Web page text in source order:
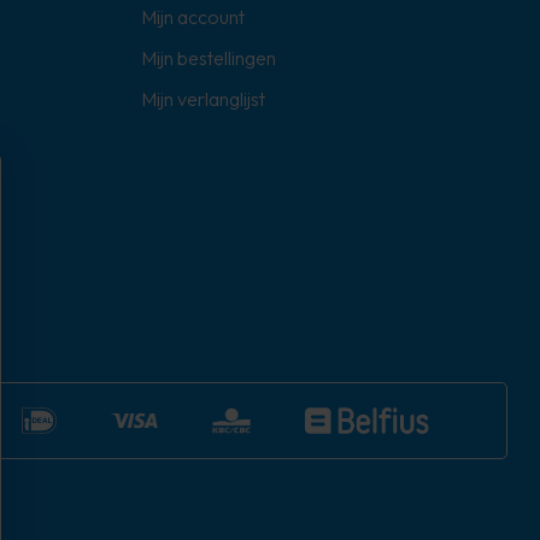
Mijn account
Mijn bestellingen
Mijn verlanglijst